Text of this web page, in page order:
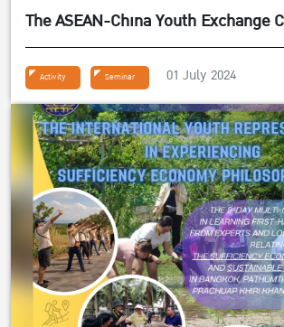
The ASEAN-China Youth Exchange
Activity Seminar 01 July 2024